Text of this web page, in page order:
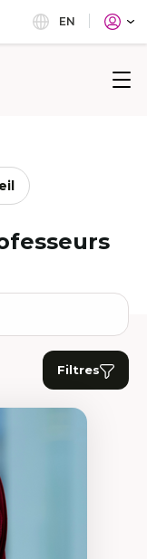
EN
Filtres